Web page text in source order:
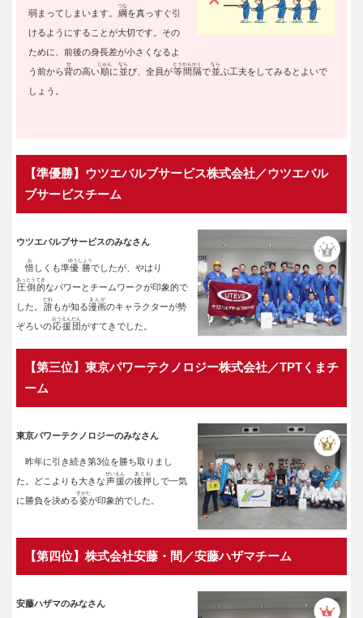
弱まってしまいます。 綱
つな
を真っすぐ引
けるようにすることが大切です。その
ために、前後の身長差が小さくなるよ
う前から背
せ
の高い 順
じゅん
に並
なら
び、全員が等間隔
とうかんかく
で並
なら
ぶ工夫をしてみるとよいで
しょう。
【準優勝】ウツエバルブサービス株式会社／ウツエバル
ブサービスチーム
ウツエバルブサービスのみなさん
惜
お
しくも準優勝
ゆうしょう
でしたが、やはり
圧倒的
あっとうてき
なパワーとチームワークが印象的で
した。 誰
だれ
もが知る漫画
まんが
のキャラクターが勢
ぞろいの 応援団
おうえんだん
がすてきでした。
【第三位】東京パワーテクノロジー株式会社／TPTくまチ
ーム
東京パワーテクノロジーのみなさん
昨年に引き続き第3位を勝ち取りまし
た。どこよりも大きな声援
せいえん
の後押
あとお
しで一気
に勝負を決める姿
すがた
が印象的でした。
【第四位】株式会社安藤・間／安藤ハザマチーム
安藤ハザマのみなさん